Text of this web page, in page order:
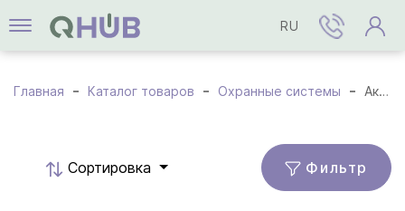
RU
Главная Каталог товаров Охранные системы Аксессуары
Cортировка Фильтр